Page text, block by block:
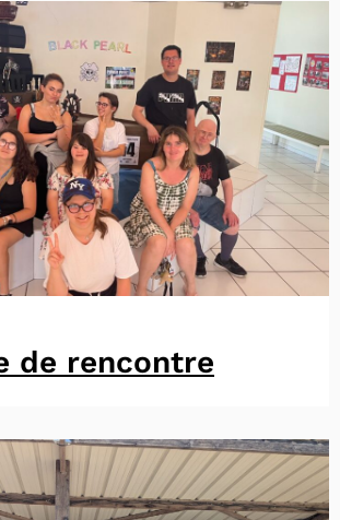
de rencontre